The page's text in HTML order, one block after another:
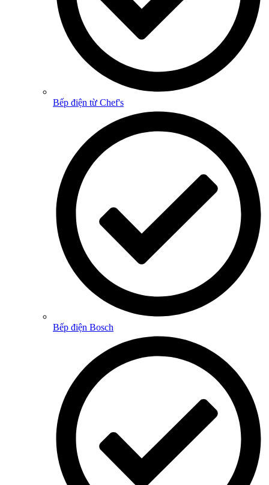
Bếp điện từ Chef's
Bếp điện Bosch